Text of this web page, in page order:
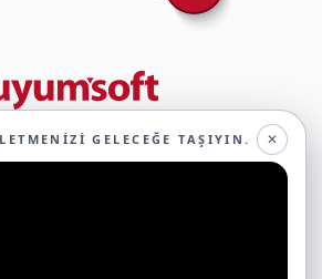
GELECEĞE TAŞIYIN. ✕
birlikte, 350'den fazla iş ortağıyla iş birliği
sektörde faaliyet gösteriyor ve
gücüyle geleceğe sağlam adımlarla